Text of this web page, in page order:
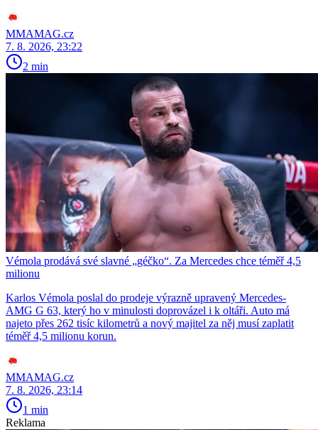
MMAMAG.cz
7. 8. 2026, 23:22
2 min
Vémola prodává své slavné „géčko“. Za Mercedes chce téměř 4,5
milionu
Karlos Vémola poslal do prodeje výrazně upravený Mercedes-
AMG G 63, který ho v minulosti doprovázel i k oltáři. Auto má
najeto přes 262 tisíc kilometrů a nový majitel za něj musí zaplatit
téměř 4,5 milionu korun.
MMAMAG.cz
7. 8. 2026, 23:14
1 min
Reklama